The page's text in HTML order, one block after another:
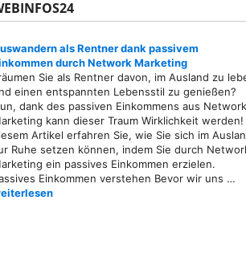
als Rentner dank passivem
durch Network Marketing
Sie als Rentner davon, im Ausland zu
einen entspannten Lebensstil zu genießen?
dank des passiven Einkommens aus
kann dieser Traum Wirklichkeit werden!
Artikel erfahren Sie, wie Sie sich im
Ruhe setzen können, indem Sie durch
ein passives Einkommen erzielen.
Einkommen verstehen Bevor wir uns …
als Rentner dank passivem